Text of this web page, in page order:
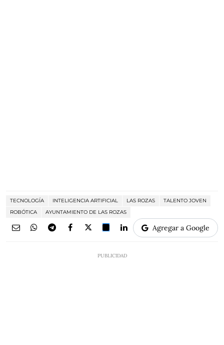
TECNOLOGÍA INTELIGENCIA ARTIFICIAL LAS ROZAS
TALENTO JOVEN
ROBÓTICA
AYUNTAMIENTO DE LAS ROZAS
Agregar a Google